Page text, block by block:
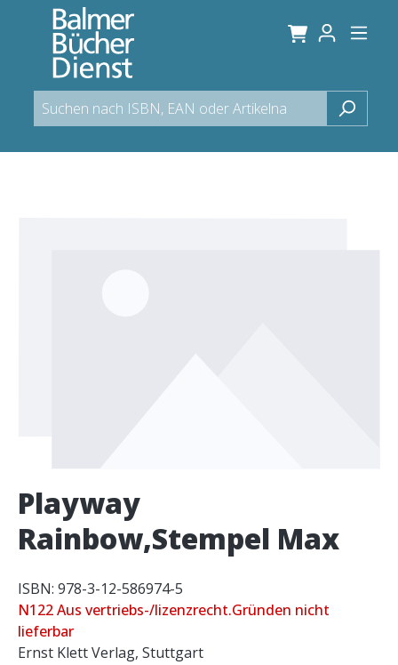
springen
Playway
Rainbow,Stempel Max
ISBN: 978-3-12-586974-5
N122 Aus vertriebs-/lizenzrecht.Gründen nicht
lieferbar
Ernst Klett Verlag, Stuttgart